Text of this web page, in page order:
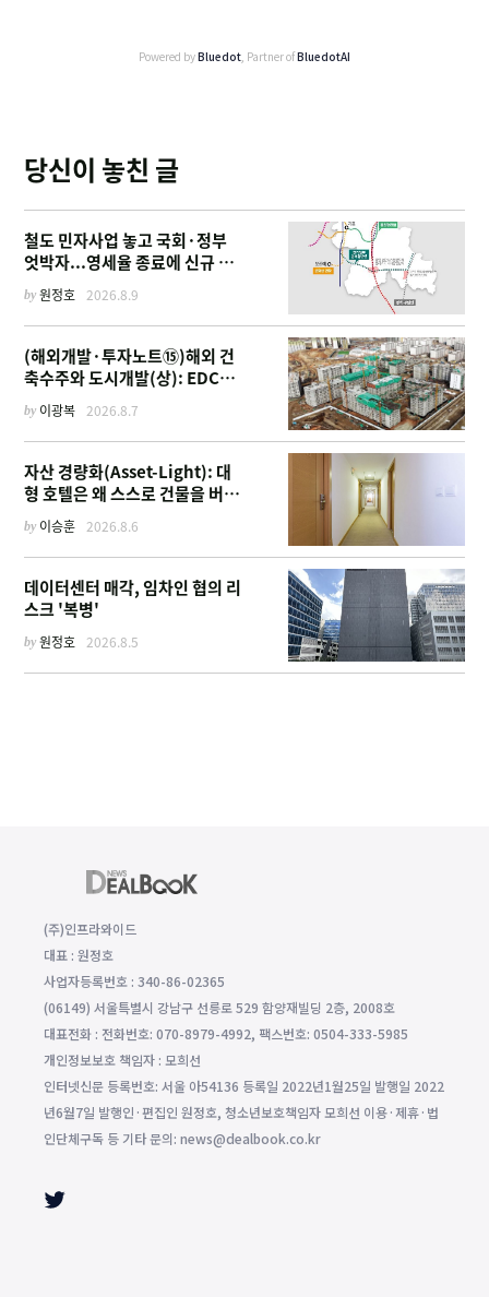
Powered byBluedot, Partner ofBluedotAI
당신이 놓친 글
철도 민자사업 놓고 국회·정부
엇박자...영세율 종료에 신규 사
업 '비상'
by원정호 2026.8.9
(해외개발·투자노트⑮)해외 건
축수주와 도시개발(상): EDCF
부터 계열사 진출 위한 복합시설
까지
by 이광복 2026.8.7
자산 경량화(Asset-Light): 대
형 호텔은 왜 스스로 건물을 버리
고 '이름'만 팔기 시작했을까
by 이승훈 2026.8.6
데이터센터 매각, 임차인 협의 리
스크 '복병'
by원정호 2026.8.5
(주)인프라와이드
대표 : 원정호
사업자등록번호 : 340-86-02365
(06149) 서울특별시 강남구 선릉로 529 함양재빌딩 2층, 2008호
대표전화 : 전화번호: 070-8979-4992, 팩스번호: 0504-333-5985
개인정보보호 책임자 : 모희선
인터넷신문 등록번호: 서울 아54136 등록일 2022년1월25일 발행일 2022
년6월7일 발행인·편집인 원정호, 청소년보호책임자 모희선 이용·제휴·법
인단체구독 등 기타 문의: news@dealbook.co.kr